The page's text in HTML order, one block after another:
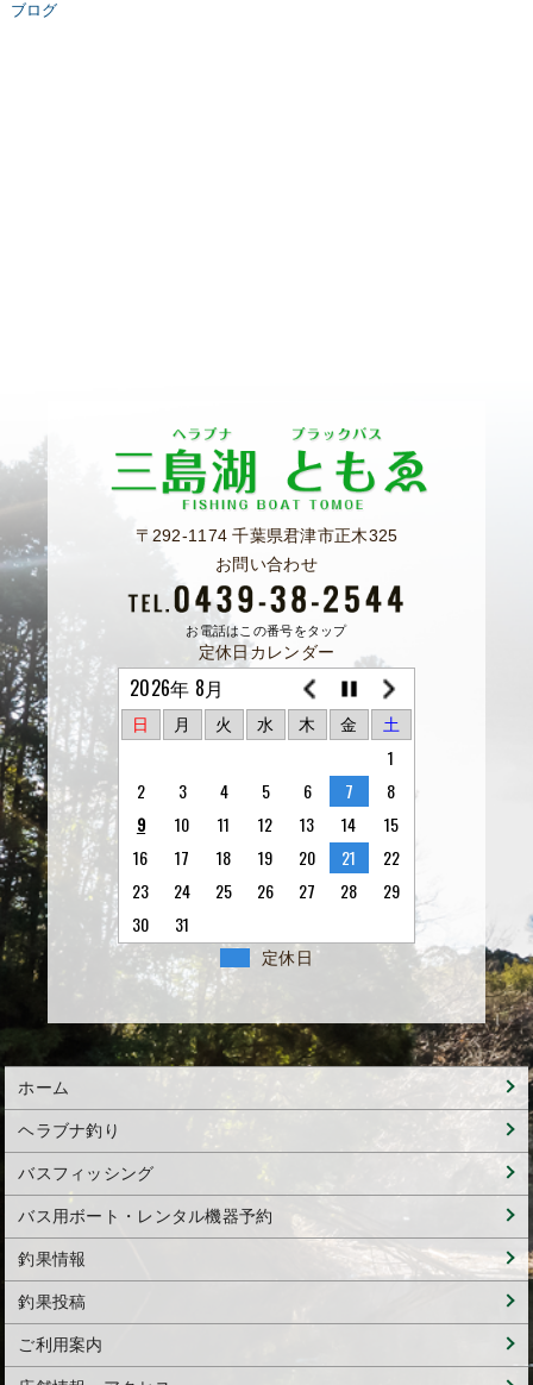
ブログ
〒292-1174 千葉県君津市正木325
お問い合わせ
お電話はこの番号をタップ
定休日カレンダー
2026年 8月
日 月 火 水 木 金 土
1
2
3 4 5 6 7
8
9
10 11 12 13 14
15
16
17 18 19 20 21
22
23
24 25 26 27 28
29
30
31
定休日
ホーム
ヘラブナ釣り
バスフィッシング
バス用ボート・レンタル機器予約
釣果情報
釣果投稿
ご利用案内